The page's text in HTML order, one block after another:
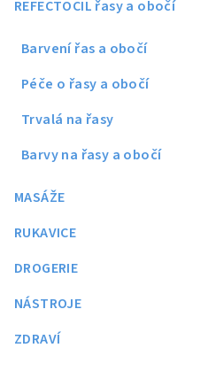
REFECTOCIL řasy a obočí
Barvení řas a obočí
Péče o řasy a obočí
Trvalá na řasy
Barvy na řasy a obočí
MASÁŽE
RUKAVICE
DROGERIE
NÁSTROJE
ZDRAVÍ